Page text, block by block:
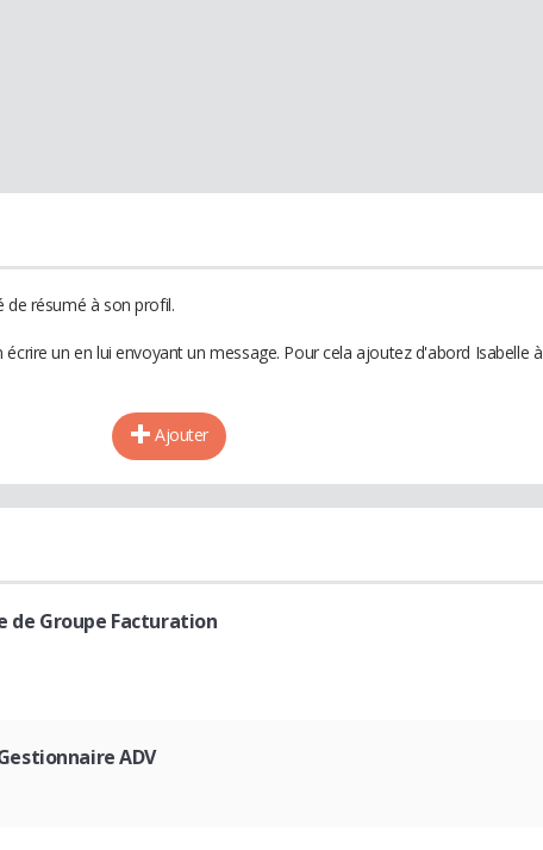
de résumé à son profil.
écrire un en lui envoyant un message. Pour cela ajoutez d'abord Isabelle à
Ajouter
de Groupe Facturation
ADV